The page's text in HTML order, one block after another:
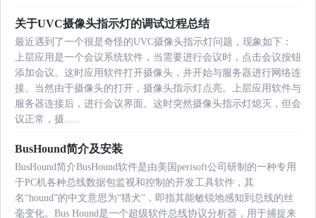
关于UVC摄像头指示灯的调试过程总结
最近遇到了一个很是奇怪的UVC摄像头指示灯问题，现象如下：
上层应用是一个会议系统软件，当需要进行会议时，点击会议按钮
添加会议。这时应用软件打开摄像头，并开始与服务器进行网络连
接。当然由于摄像头的打开，摄像头指示灯点亮。上层应用软件与
服务器连接后，进行会议界面。这时突然摄像头指示灯熄灭，但会
议正常，摄......
BusHound简介及安装
BusHound简介BusHound软件是由美国perisoft公司研制的一种专用
于PC机各种总线数据包监视和控制的开发工具软件，其
名“hound”的中文意思为“猎犬”，即指其能敏锐地感知到总线的丝
毫变化。Bus Hound是一个超级软件总线协议分析器，用于捕捉来